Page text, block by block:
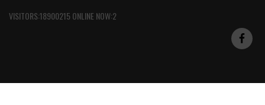
VISITORS:18900215 ONLINE NOW:2